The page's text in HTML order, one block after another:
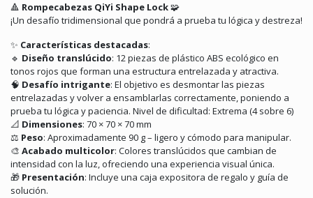
🔺 Rompecabezas QiYi Shape Lock🧩
¡Un desafío tridimensional que pondrá a prueba tu lógica y destreza!
✨ Características destacadas:
🔹 Diseño translúcido: 12 piezas de plástico ABS ecológico en
tonos rojos que forman una estructura entrelazada y atractiva.
🧠 Desafío intrigante: El objetivo es desmontar las piezas
entrelazadas y volver a ensamblarlas correctamente, poniendo a
prueba tu lógica y paciencia. Nivel de dificultad: Extrema (4sobre 6)
📐 Dimensiones: 70 × 70 × 70 mm
⚖️ Peso: Aproximadamente 90 g – ligero y cómodo para manipular.
🎨 Acabado multicolor: Colores translúcidos que cambian de
intensidad con la luz, ofreciendo una experiencia visual única.
🎁 Presentación: Incluye una caja expositora de regalo y guía de
solución.